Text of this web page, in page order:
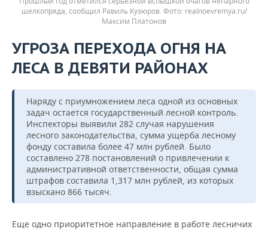
шелкопряда, сообщил Равиль Кузюров.
realnoevremya.ru/
Максим Платонов
УГРОЗА ПЕРЕХОДА ОГНЯ НА
ЛЕСА В ДЕВЯТИ РАЙОНАХ
Наряду с приумножением леса одной из основных
задач остается государственный лесной контроль.
Инспекторы выявили 282 случая нарушения
лесного законодательства, сумма ущерба лесному
фонду составила более 47 млн рублей. Было
составлено 278 постановлений о привлечении к
административной ответственности, общая сумма
штрафов составила 1,317 млн рублей, из которых
взыскано 866 тысяч.
Еще одно приоритетное направление в работе лесничих